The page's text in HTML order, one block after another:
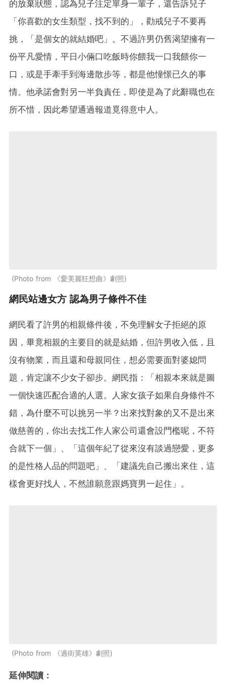
的放棄狀態，認為兒子注定單身一輩子，還告訴兒子
「你喜歡的女生類型，找不到的」，勸戒兒子不要再
挑，「是個女的就結婚吧」。不過許男仍舊渴望擁有一
份平凡愛情，平日小倆口吃飯時你餵我一口我餵你一
口，或是手牽手到海邊散步等，都是他憧憬已久的事
情。他承諾會對另一半負責任，即使是為了此辭職也在
所不惜，因此希望通過報道覓得意中人。
Photo from 《愛美麗狂想曲》劇照
網民站邊女方 認為男子條件不佳
網民看了許男的相親條件後，不免理解女子拒絕的原
因，畢竟相親的主要目的就是結婚，但許男收入低，且
沒有物業，而且還和母親同住，想必需要面對婆媳問
題，肯定讓不少女子卻步。網民指：「相親本來就是圖
一個快速匹配合適的人選。人家女孩子如果自身條件不
錯，為什麼不可以挑另一半？出來找對象的又不是出來
做慈善的，你出去找工作人家公司還會設門檻呢，不符
合就下一個」、「這個年紀了從來沒有談過戀愛，更多
的是性格人品的問題吧」、「建議先自己搬出來住，這
樣會更好找人，不然誰願意跟媽寶男一起住」。
Photo from 《過街英雄》劇照
延伸閱讀：